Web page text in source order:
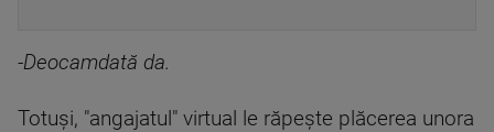
-Deocamdată da.
Totuşi, "angajatul" virtual le răpeşte plăcerea unora